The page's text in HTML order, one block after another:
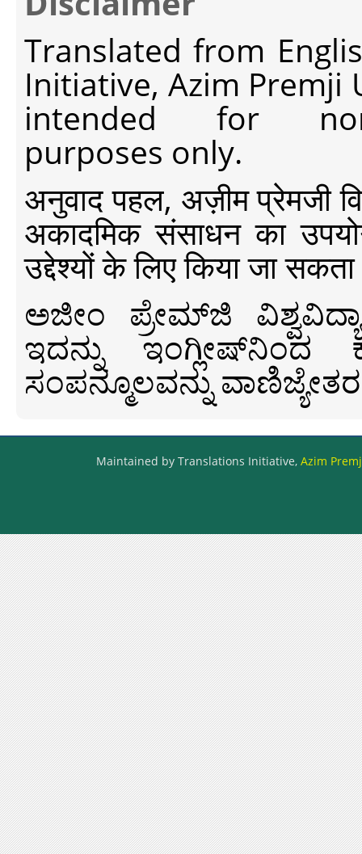
Translated from
Initiative, Azim Premji
intended for non-
purposes only.
अनुवाद पहल, अज़ीम प्रेमजी
अकादमिक संसाधन का
उद्देश्यों के लिए किया जा
ಅಜೀಂ ಪ್ರೇಮ್‍ಜಿ
ಇದನ್ನು ಇಂಗ್ಲೀಷ್‍ನಿಂದ
ಸಂಪನ್ಮೂಲವನ್ನು
Maintained by Translations Initiative, Azim